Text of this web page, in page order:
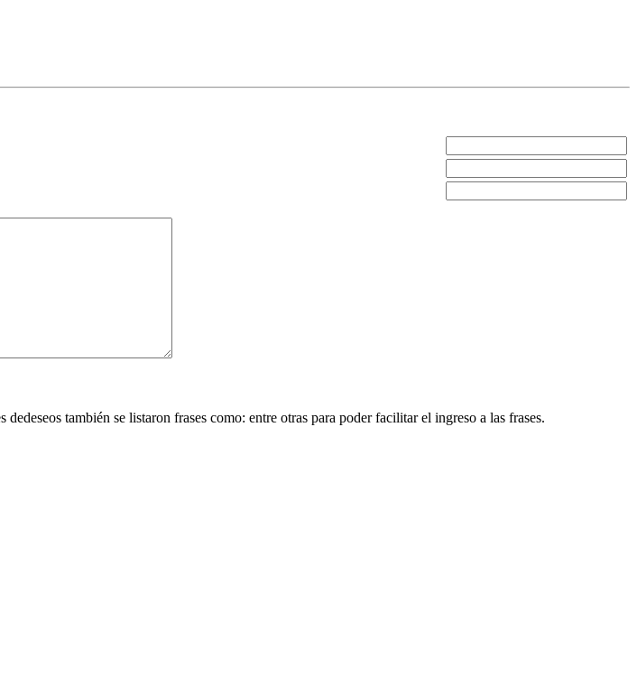
también se listaron frases como: entre otras para poder facilitar el ingreso a las frases.